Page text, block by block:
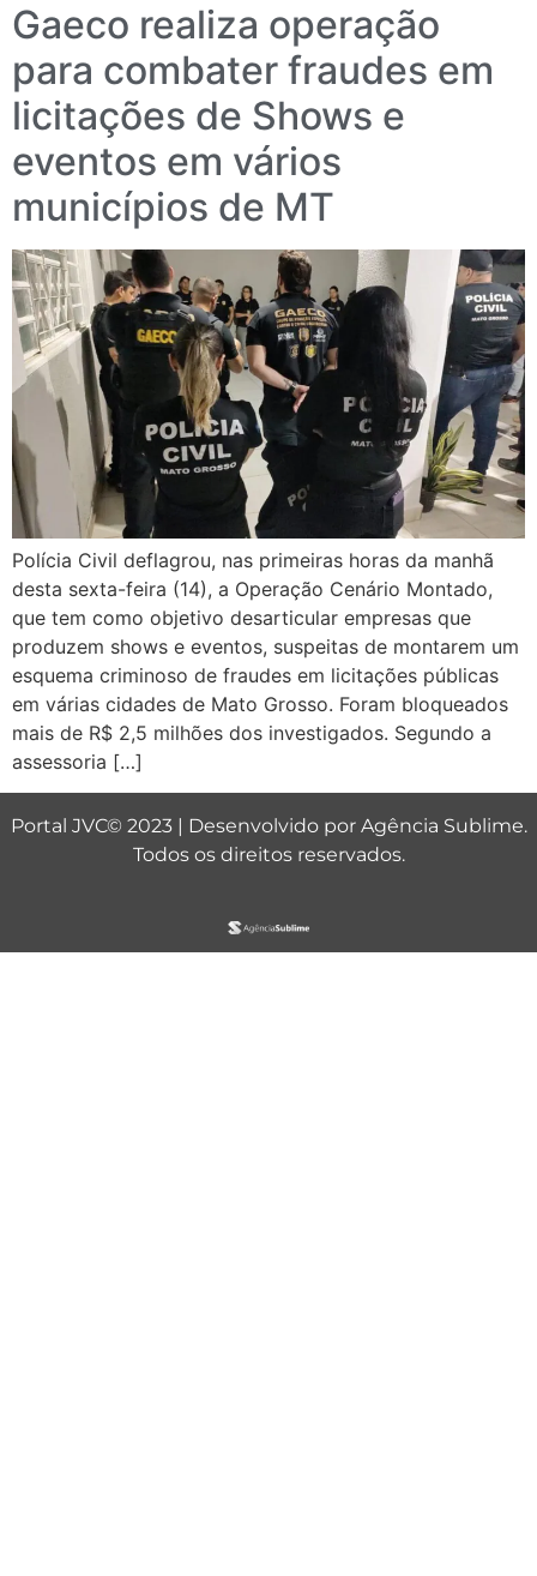
Gaeco realiza operação
para combater fraudes em
licitações de Shows e
eventos em vários
municípios de MT
Polícia Civil deflagrou, nas primeiras horas da manhã
desta sexta-feira (14), a Operação Cenário Montado,
que tem como objetivo desarticular empresas que
produzem shows e eventos, suspeitas de montarem um
esquema criminoso de fraudes em licitações públicas
em várias cidades de Mato Grosso. Foram bloqueados
mais de R$ 2,5 milhões dos investigados. Segundo a
assessoria […]
Portal JVC© 2023 | Desenvolvido por Agência Sublime.
Todos os direitos reservados.